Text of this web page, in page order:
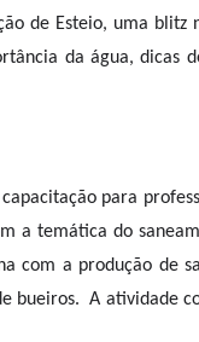
de Esteio, uma blitz
da água, dicas
para
a temática do
com a produção de
bueiros. A atividade